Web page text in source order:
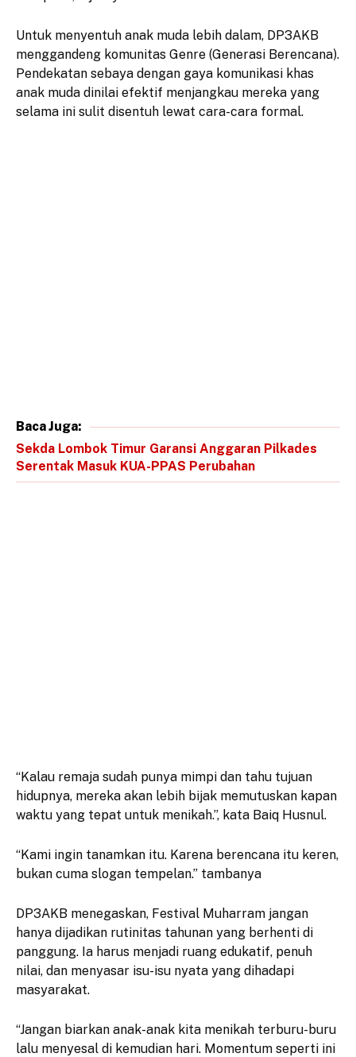
Untuk menyentuh anak muda lebih dalam, DP3AKB
menggandeng komunitas Genre (Generasi Berencana).
Pendekatan sebaya dengan gaya komunikasi khas
anak muda dinilai efektif menjangkau mereka yang
selama ini sulit disentuh lewat cara-cara formal.
Baca Juga:
Sekda Lombok Timur Garansi Anggaran Pilkades
Serentak Masuk KUA-PPAS Perubahan
“Kalau remaja sudah punya mimpi dan tahu tujuan
hidupnya, mereka akan lebih bijak memutuskan kapan
waktu yang tepat untuk menikah.”, kata Baiq Husnul.
“Kami ingin tanamkan itu. Karena berencana itu keren,
bukan cuma slogan tempelan.” tambanya
DP3AKB menegaskan, Festival Muharram jangan
hanya dijadikan rutinitas tahunan yang berhenti di
panggung. Ia harus menjadi ruang edukatif, penuh
nilai, dan menyasar isu-isu nyata yang dihadapi
masyarakat.
“Jangan biarkan anak-anak kita menikah terburu-buru
lalu menyesal di kemudian hari. Momentum seperti ini